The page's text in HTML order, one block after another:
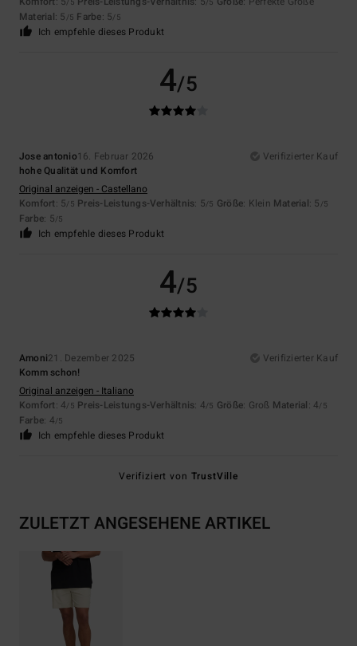
/5 /5
Material: 5 /5 Farbe: 5/5
Ich empfehle dieses Produkt
4/5
Jose antonio16. Februar 2026
Verifizierter Kauf
hohe Qualität und Komfort
Original anzeigen - Castellano
Komfort: 5/5 Preis-Leistungs-Verhältnis: 5/5 Größe: Klein Material: 5 /5
Farbe: 5/5
Ich empfehle dieses Produkt
4/5
Amoni21. Dezember 2025
Verifizierter Kauf
Komm schon!
Original anzeigen - Italiano
Komfort: 4/5 Preis-Leistungs-Verhältnis: 4/5 Größe: Groß Material: 4/5
Farbe: 4/5
Ich empfehle dieses Produkt
Verifiziert von TrustVille
ZULETZT ANGESEHENE ARTIKEL